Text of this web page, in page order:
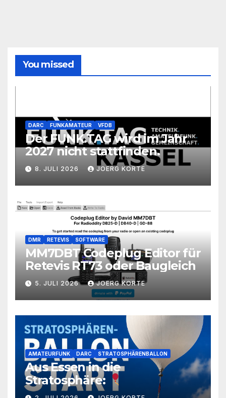
You missed
DARC FUNKAMATEUR VFDB
Der FUNK.TAG wird im Jahr
2027 nicht stattfinden.
8. JULI 2026 JOERG KORTE
DMR RETEVIS SOFTWARE
MM7DBT Codeplug Editor für
Retevis RT73 oder Baugleich
5. JULI 2026 JOERG KORTE
AMATEURFUNK DARC STRATOSPHÄRENBALLON
Aus Essen in die
Stratosphäre: